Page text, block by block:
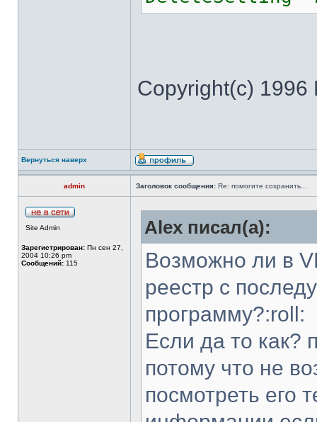
Copyright(c) 1996
Вернуться наверх
admin Заголовок сообщения: Re: помогите сохранить...
Site Admin
Зарегистрирован: Пн сен 27,
2004 10:26 pm
Сообщений: 115
Аlex писал(а):
Возможно ли в
реестр с
программу?:roll:
Если да то как?
потому что не
посмотреть его